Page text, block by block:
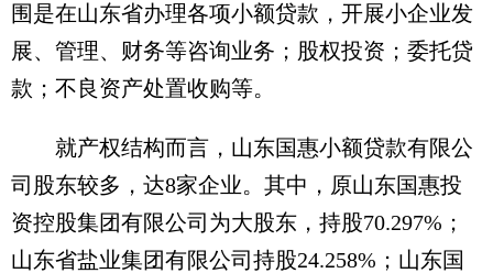
围是在山东省办理各项小额贷款，开展小企业发
展、管理、财务等咨询业务；股权投资；委托贷
款；不良资产处置收购等。
就产权结构而言，山东国惠小额贷款有限公
司股东较多，达8家企业。其中，原山东国惠投
资控股集团有限公司为大股东，持股70.297%；
山东省盐业集团有限公司持股24.258%；山东国